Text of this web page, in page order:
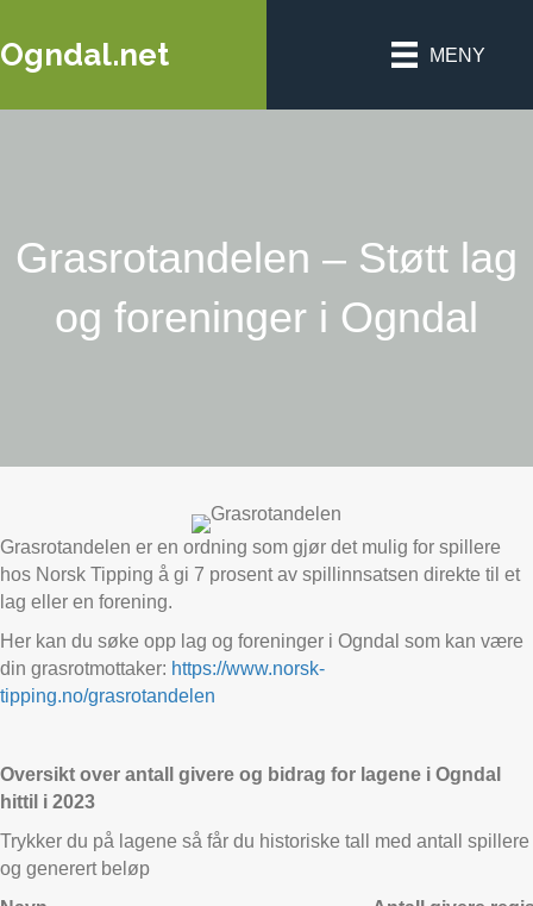
Ogndal.net MENY
Grasrotandelen – Støtt lag
og foreninger i Ogndal
Grasrotandelen er en ordning som gjør det mulig for spillere
hos Norsk Tipping å gi 7 prosent av spillinnsatsen direkte til et
lag eller en forening.
Her kan du søke opp lag og foreninger i Ogndal som kan være
din grasrotmottaker: https://www.norsk-
tipping.no/grasrotandelen
Oversikt over antall givere og bidrag for lagene i Ogndal
hittil i 2023
Trykker du på lagene så får du historiske tall med antall spillere
og generert beløp